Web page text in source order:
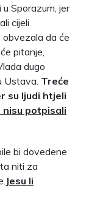
Sporazum, jer
cijeli
obvezala da će
pitanje,
dugo
Ustava. Treće
su ljudi htjeli
potpisali
bi dovedene
niti za
Jesu li